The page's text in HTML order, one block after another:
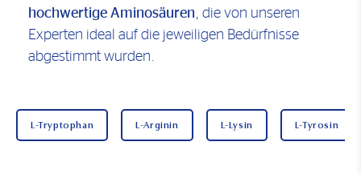
hochwertige Aminosäuren, die von unseren
Experten ideal auf die jeweiligen Bedürfnisse
abgestimmt wurden.
L-Tryptophan L-Arginin L-Lysin L-Tyrosin